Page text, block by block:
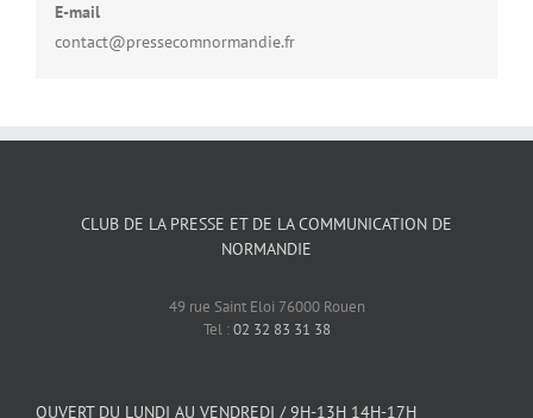
E-mail
contact@pressecomnormandie.fr
CLUB DE LA PRESSE ET DE LA COMMUNICATION DE
NORMANDIE
49 rue Saint Eloi 76000 Rouen
Tel :02 32 83 31 38
OUVERT DU LUNDI AU VENDREDI / 9H-13H 14H-17H